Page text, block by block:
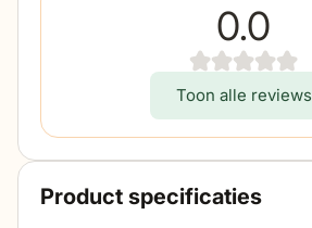
0.0
Toon alle reviews
Product specificaties